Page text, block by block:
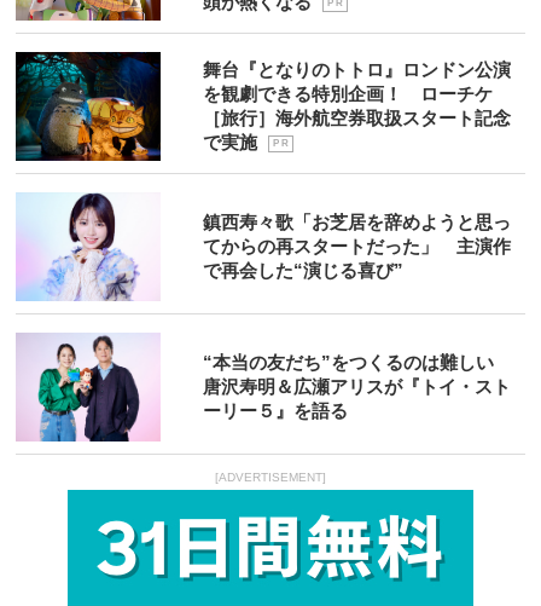
P R
舞台『となりのトトロ』ロンドン公演
を観劇できる特別企画！ ローチケ
［旅行］海外航空券取扱スタート記念
で実施
P R
鎮西寿々歌「お芝居を辞めようと思っ
てからの再スタートだった」 主演作
で再会した“演じる喜び”
“本当の友だち”をつくるのは難しい
唐沢寿明＆広瀬アリスが『トイ・スト
ーリー５』を語る
[ADVERTISEMENT]